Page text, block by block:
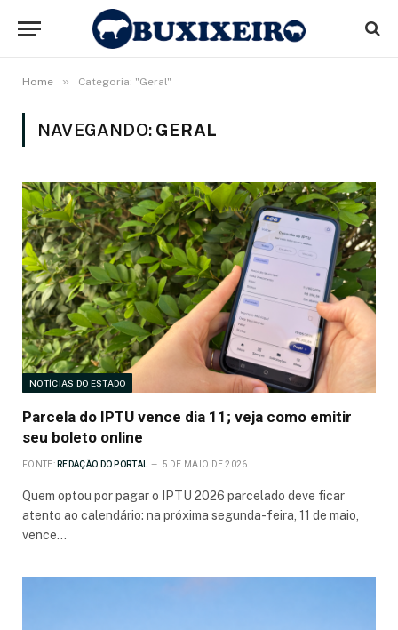
Home » Categoria: "Geral"
NAVEGANDO: GERAL
NOTÍCIAS DO ESTADO
Parcela do IPTU vence dia 11; veja como emitir
seu boleto online
FONTE: REDAÇÃO DO PORTAL 5 DE MAIO DE 2026
Quem optou por pagar o IPTU 2026 parcelado deve ficar
atento ao calendário: na próxima segunda-feira, 11 de maio,
vence…